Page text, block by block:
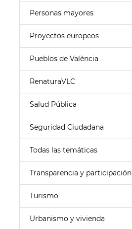
Personas mayores
Proyectos europeos
Pueblos de València
RenaturaVLC
Salud Pública
Seguridad Ciudadana
Todas las temáticas
Transparencia y participación
Turismo
Urbanismo y vivienda